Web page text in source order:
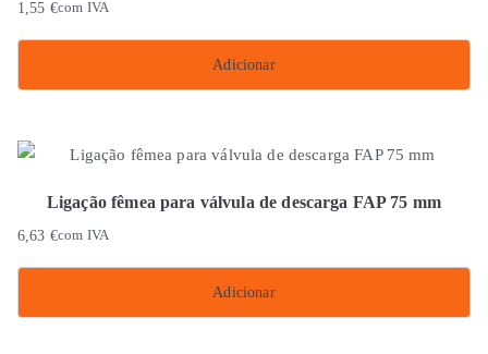
1,55 €com IVA
Adicionar
Ligação fêmea para válvula de descarga FAP 75 mm
6,63 €com IVA
Adicionar